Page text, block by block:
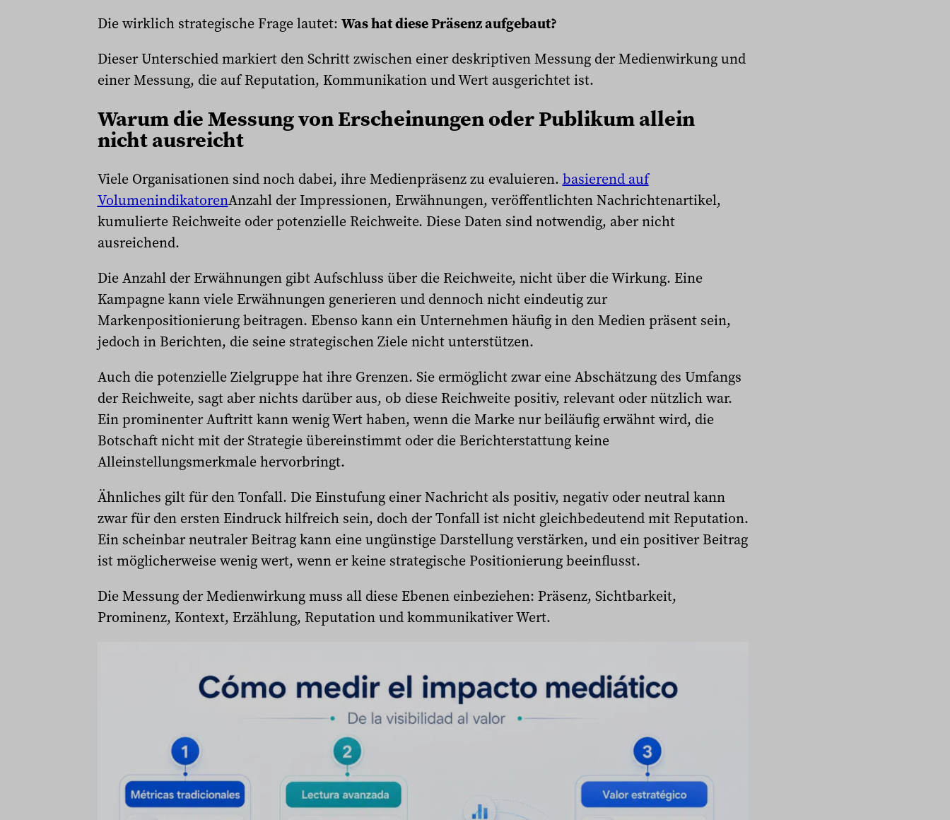
Die wirklich strategische Frage lautet: Was hat diese Präsenz aufgebaut?
Dieser Unterschied markiert den Schritt zwischen einer deskriptiven Messung der Medienwirkung und
einer Messung, die auf Reputation, Kommunikation und Wert ausgerichtet ist.
Warum die Messung von Erscheinungen oder Publikum allein
nicht ausreicht
Viele Organisationen sind noch dabei, ihre Medienpräsenz zu evaluieren. basierend auf
VolumenindikatorenAnzahl der Impressionen, Erwähnungen, veröffentlichten Nachrichtenartikel,
kumulierte Reichweite oder potenzielle Reichweite. Diese Daten sind notwendig, aber nicht
ausreichend.
Die Anzahl der Erwähnungen gibt Aufschluss über die Reichweite, nicht über die Wirkung. Eine
Kampagne kann viele Erwähnungen generieren und dennoch nicht eindeutig zur
Markenpositionierung beitragen. Ebenso kann ein Unternehmen häufig in den Medien präsent sein,
jedoch in Berichten, die seine strategischen Ziele nicht unterstützen.
Auch die potenzielle Zielgruppe hat ihre Grenzen. Sie ermöglicht zwar eine Abschätzung des Umfangs
der Reichweite, sagt aber nichts darüber aus, ob diese Reichweite positiv, relevant oder nützlich war.
Ein prominenter Auftritt kann wenig Wert haben, wenn die Marke nur beiläufig erwähnt wird, die
Botschaft nicht mit der Strategie übereinstimmt oder die Berichterstattung keine
Alleinstellungsmerkmale hervorbringt.
Ähnliches gilt für den Tonfall. Die Einstufung einer Nachricht als positiv, negativ oder neutral kann
zwar für den ersten Eindruck hilfreich sein, doch der Tonfall ist nicht gleichbedeutend mit Reputation.
Ein scheinbar neutraler Beitrag kann eine ungünstige Darstellung verstärken, und ein positiver Beitrag
ist möglicherweise wenig wert, wenn er keine strategische Positionierung beeinflusst.
Die Messung der Medienwirkung muss all diese Ebenen einbeziehen: Präsenz, Sichtbarkeit,
Prominenz, Kontext, Erzählung, Reputation und kommunikativer Wert.